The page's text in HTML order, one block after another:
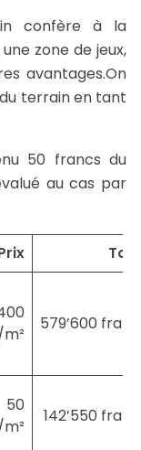
confère à la
zone de jeux,
avantages.On
terrain en tant
50 francs du
au cas par
579’600
50
142’550